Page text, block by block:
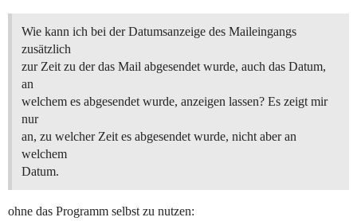
Wie kann ich bei der Datumsanzeige des Maileingangs
zusätzlich
zur Zeit zu der das Mail abgesendet wurde, auch das Datum,
an
welchem es abgesendet wurde, anzeigen lassen? Es zeigt mir
nur
an, zu welcher Zeit es abgesendet wurde, nicht aber an
welchem
Datum.
ohne das Programm selbst zu nutzen: